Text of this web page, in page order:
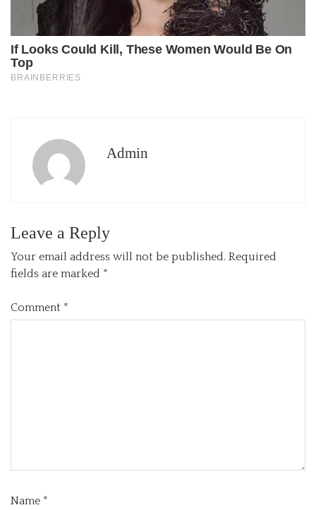
Admin
Leave a Reply
Your email address will not be published. Required
fields are marked *
Comment *
Name *